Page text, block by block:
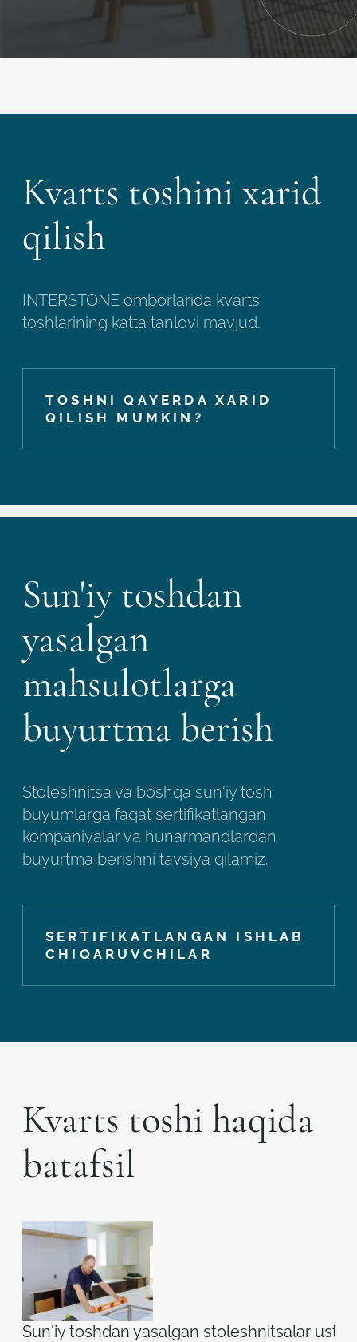
Kvarts toshini xarid
qilish
INTERSTONE omborlarida kvarts
toshlarining katta tanlovi mavjud.
TOSHNI QAYERDA XARID
QILISH MUMKIN?
Sun'iy toshdan
yasalgan
mahsulotlarga
buyurtma berish
Stoleshnitsa va boshqa sun'iy tosh
buyumlarga faqat sertifikatlangan
kompaniyalar va hunarmandlardan
buyurtma berishni tavsiya qilamiz.
SERTIFIKATLANGAN ISHLAB
CHIQARUVCHILAR
Kvarts toshi haqida
batafsil
Sun'iy toshdan yasalgan stoleshnitsalar